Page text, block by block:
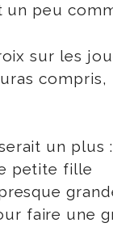
un peu
sur les
un plus
petite fille
faire une